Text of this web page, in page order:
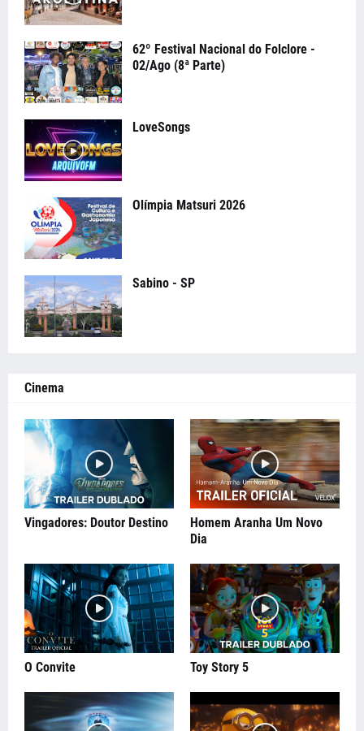
62º Festival Nacional do Folclore -
02/Ago (8ª Parte)
LoveSongs
Olímpia Matsuri 2026
Sabino - SP
Cinema
Vingadores: Doutor Destino
Homem Aranha Um Novo
Dia
O Convite Toy Story 5